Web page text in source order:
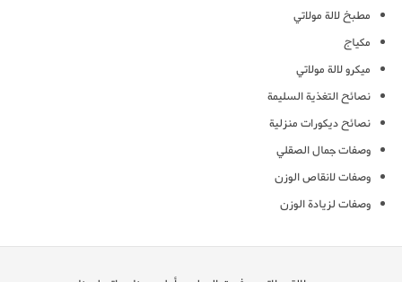
مطبخ لالة مولاتي
مكياج
ميكرو لالة مولاتي
نصائح التغذية السليمة
نصائح ديكورات منزلية
وصفات جمال الصقلي
وصفات لانقاص الوزن
وصفات لزيادة الوزن